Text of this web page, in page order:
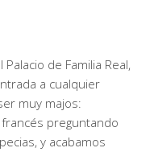
de Familia Real,
a cualquier
muy majos:
preguntando
y acabamos